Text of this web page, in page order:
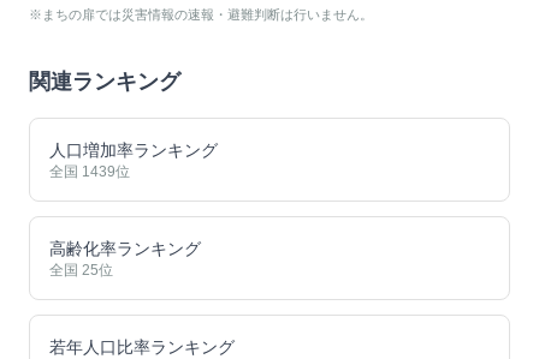
※まちの扉では災害情報の速報・避難判断は行いません。
関連ランキング
人口増加率ランキング
全国 1439位
高齢化率ランキング
全国 25位
若年人口比率ランキング